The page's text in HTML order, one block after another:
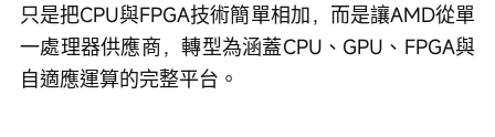
只是把CPU與FPGA技術簡單相加，而是讓AMD從單
一處理器供應商，轉型為涵蓋CPU、GPU、FPGA與
自適應運算的完整平台。